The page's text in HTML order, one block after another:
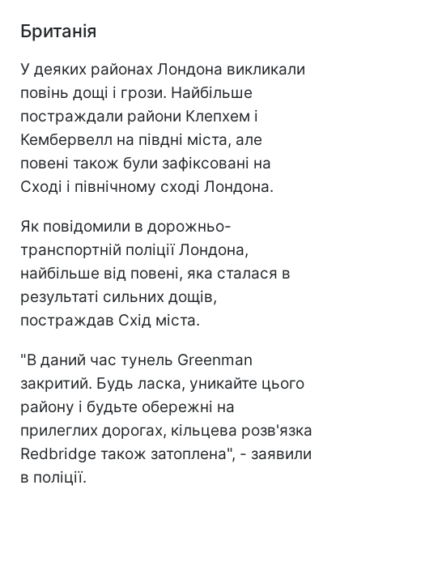
Британія
У деяких районах Лондона викликали
повінь дощі і грози. Найбільше
постраждали райони Клепхем і
Кембервелл на півдні міста, але
повені також були зафіксовані на
Сході і північному сході Лондона.
Як повідомили в дорожньо-
транспортній поліції Лондона,
найбільше від повені, яка сталася в
результаті сильних дощів,
постраждав Схід міста.
"В даний час тунель Greenman
закритий. Будь ласка, уникайте цього
району і будьте обережні на
прилеглих дорогах, кільцева розв'язка
Redbridge також затоплена", - заявили
в поліції.